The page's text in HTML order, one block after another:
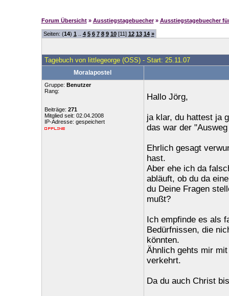
Forum Übersicht » Ausstiegstagebuecher » Ausstiegstagebuecher
Seiten: (14) 1 4 5 6 7 8 9 10[11] 12 13 14 »
Tagebuch von littlegeorge (OSS) - Start: 25.11.07
Moralapostel
Gruppe: Benutzer
Rang:
Beiträge: 271
Mitglied seit: 02.04.2008
IP-Adresse: gespeichert
Hallo Jörg,
ja klar, du hattest ja
das war der
Ehrlich gesagt
hast.
Aber ehe ich da
abläuft, ob du da
du Deine Fragen
mußt?
Ich empfinde es als
Bedürfnissen, die
könnten.
Ähnlich gehts mir
verkehrt.
Da du auch Christ